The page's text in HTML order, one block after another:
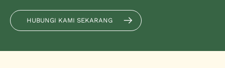
HUBUNGI KAMI SEKARANG